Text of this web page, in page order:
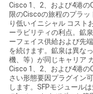
SITEMAP
プ
ラ
イ
Cisco 1、2、および4港
限のCiscoの旅程のプラ
り低いイニシャル コスト
ーラビリティの利点。鉱
ーフェイス供給および先
を続けます。鉱泉は異な
機、等）が同じキャリア
Cisco 1、2、および4港
さい形態要因プラグイン
します。SFPモジュール